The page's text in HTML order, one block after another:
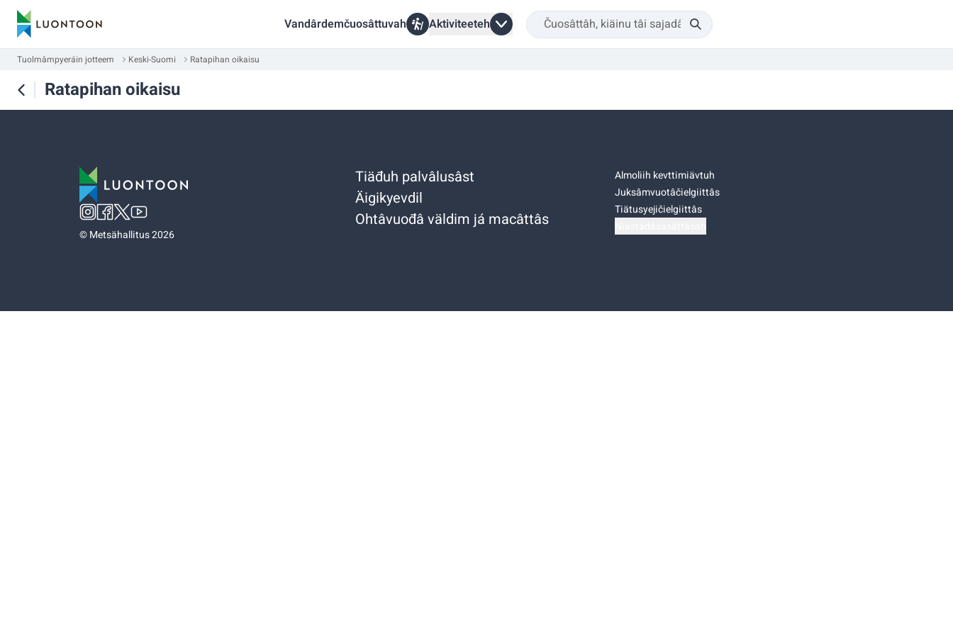
Vandârdemčuosâttuvah Aktiviteeteh
Tuolmâmpyeráin jotteem Keski-Suomi Ratapihan oikaisu
Ratapihan oikaisu
©Metsähallitus 2026
Tiäđuh palvâlusâst
Äigikyevdil
Ohtâvuođâ väldim já macâttâs
Almoliih kevttimiävtuh
Juksâmvuotâčielgiittâs
Tiätusyejičielgiittâs